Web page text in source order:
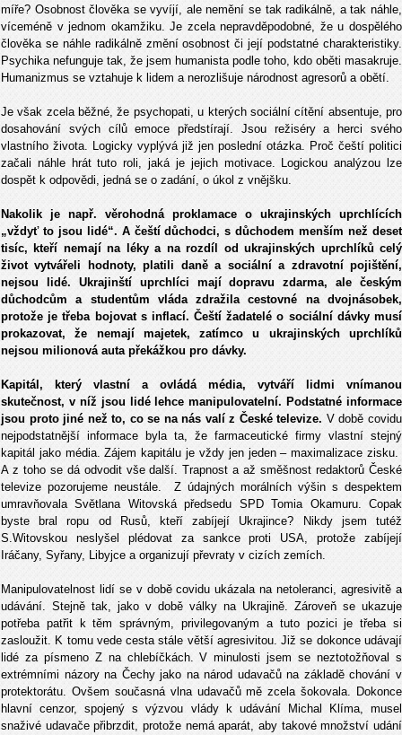
míře? Osobnost člověka se vyvíjí, ale nemění se tak radikálně, a tak náhle,
víceméně v jednom okamžiku. Je zcela nepravděpodobné, že u dospělého
člověka se náhle radikálně změní osobnost či její podstatné charakteristiky.
Psychika nefunguje tak, že jsem humanista podle toho, kdo oběti masakruje.
Humanizmus se vztahuje k lidem a nerozlišuje národnost agresorů a obětí.
Je však zcela běžné, že psychopati, u kterých sociální cítění absentuje, pro
dosahování svých cílů emoce předstírají. Jsou režiséry a herci svého
vlastního života. Logicky vyplývá již jen poslední otázka. Proč čeští politici
začali náhle hrát tuto roli, jaká je jejich motivace. Logickou analýzou lze
dospět k odpovědi, jedná se o zadání, o úkol z vnějšku.
Nakolik je např. věrohodná proklamace o ukrajinských uprchlících
„vždyť to jsou lidé“. A čeští důchodci, s důchodem menším než deset
tisíc, kteří nemají na léky a na rozdíl od ukrajinských uprchlíků celý
život vytvářeli hodnoty, platili daně a sociální a zdravotní pojištění,
nejsou lidé. Ukrajinští uprchlíci mají dopravu zdarma, ale českým
důchodcům a studentům vláda zdražila cestovné na dvojnásobek,
protože je třeba bojovat s inflací. Čeští žadatelé o sociální dávky musí
prokazovat, že nemají majetek, zatímco u ukrajinských uprchlíků
nejsou milionová auta překážkou pro dávky.
Kapitál, který vlastní a ovládá média, vytváří lidmi vnímanou
skutečnost, v níž jsou lidé lehce manipulovatelní. Podstatné informace
jsou proto jiné než to, co se na nás valí z České televize. V době covidu
nejpodstatnější informace byla ta, že farmaceutické firmy vlastní stejný
kapitál jako média. Zájem kapitálu je vždy jen jeden – maximalizace zisku.
A z toho se dá odvodit vše další. Trapnost a až směšnost redaktorů České
televize pozorujeme neustále. Z údajných morálních výšin s despektem
umravňovala Světlana Witovská předsedu SPD Tomia Okamuru. Copak
byste bral ropu od Rusů, kteří zabíjejí Ukrajince? Nikdy jsem tutéž
S.Witovskou neslyšel plédovat za sankce proti USA, protože zabíjejí
Iráčany, Syřany, Libyjce a organizují převraty v cizích zemích.
Manipulovatelnost lidí se v době covidu ukázala na netoleranci, agresivitě a
udávání. Stejně tak, jako v době války na Ukrajině. Zároveň se ukazuje
potřeba patřit k těm správným, privilegovaným a tuto pozici je třeba si
zasloužit. K tomu vede cesta stále větší agresivitou. Již se dokonce udávají
lidé za písmeno Z na chlebíčkách. V minulosti jsem se neztotožňoval s
extrémními názory na Čechy jako na národ udavačů na základě chování v
protektorátu. Ovšem současná vlna udavačů mě zcela šokovala. Dokonce
hlavní cenzor, spojený s výzvou vlády k udávání Michal Klíma, musel
snaživé udavače přibrzdit, protože nemá aparát, aby takové množství udání